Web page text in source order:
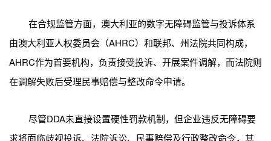
在合规监管方面，澳大利亚的数字无障碍监管与投诉体系
由澳大利亚人权委员会（AHRC）和联邦、州法院共同构成，
AHRC作为首要机构，负责接受投诉、开展案件调解，而法院则
在调解失败后受理民事赔偿与整改命令申请。
尽管DDA未直接设置硬性罚款机制，但企业违反无障碍要
求将面临歧视投诉、法院诉讼、民事赔偿及行政整改命令，其